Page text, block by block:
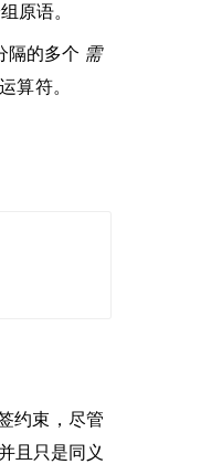
原语。
隔的多个 需
算符。
约束，尽管
且只是同义